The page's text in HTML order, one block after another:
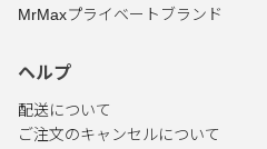
MrMaxプライベートブランド
ヘルプ
配送について
ご注文のキャンセルについて